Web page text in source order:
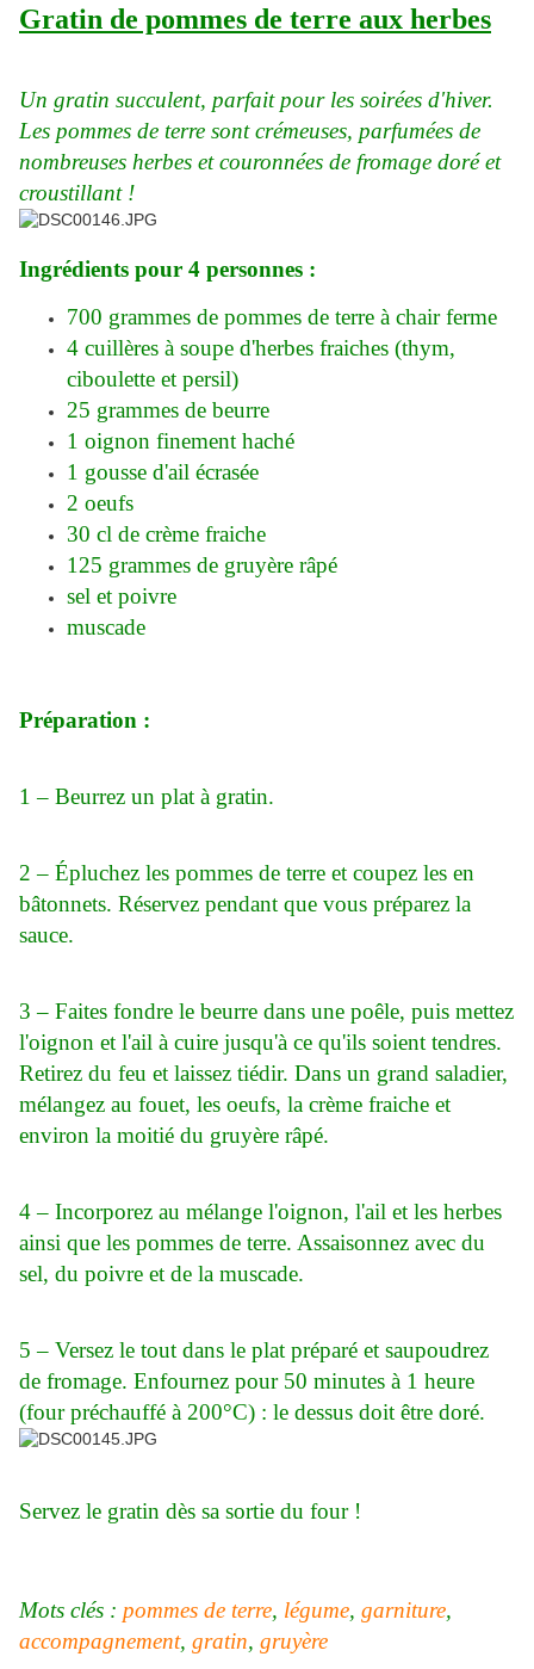
Gratin de pommes de terre aux herbes
Un gratin succulent, parfait pour les soirées d'hiver.
Les pommes de terre sont crémeuses, parfumées de
nombreuses herbes et couronnées de fromage doré et
croustillant !
Ingrédients pour 4 personnes :
700 grammes de pommes de terre à chair ferme
4 cuillères à soupe d'herbes fraiches (thym,
ciboulette et persil)
25 grammes de beurre
1 oignon finement haché
1 gousse d'ail écrasée
2 oeufs
30 cl de crème fraiche
125 grammes de gruyère râpé
sel et poivre
muscade
Préparation :
1 – Beurrez un plat à gratin.
2 – Épluchez les pommes de terre et coupez les en
bâtonnets. Réservez pendant que vous préparez la
sauce.
3 – Faites fondre le beurre dans une poêle, puis mettez
l'oignon et l'ail à cuire jusqu'à ce qu'ils soient tendres.
Retirez du feu et laissez tiédir. Dans un grand saladier,
mélangez au fouet, les oeufs, la crème fraiche et
environ la moitié du gruyère râpé.
4 – Incorporez au mélange l'oignon, l'ail et les herbes
ainsi que les pommes de terre. Assaisonnez avec du
sel, du poivre et de la muscade.
5 – Versez le tout dans le plat préparé et saupoudrez
de fromage. Enfournez pour 50 minutes à 1 heure
(four préchauffé à 200°C) : le dessus doit être doré.
Servez le gratin dès sa sortie du four !
Mots clés : pommes de terre, légume, garniture,
accompagnement, gratin, gruyère